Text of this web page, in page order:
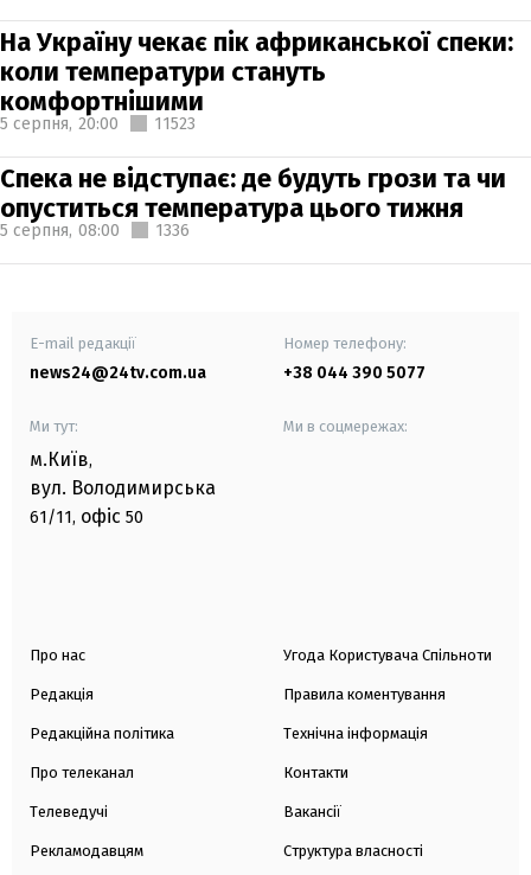
На Україну чекає пік африканської спеки:
коли температури стануть
комфортнішими
5 серпня, 20:00 11523
Спека не відступає: де будуть грози та чи
опуститься температура цього тижня
5 серпня, 08:00 1336
E-mail редакції
news24@24tv.com.ua
Номер телефону:
+38 044 390 5077
Ми тут:
м.Київ,
вул. Володимирська
61/11, офіс 50
Ми в соцмережах:
Про нас
Редакція
Редакційна політика
Про телеканал
Телеведучі
Рекламодавцям
Угода Користувача Спільноти
Правила коментування
Технічна інформація
Контакти
Вакансії
Структура власності